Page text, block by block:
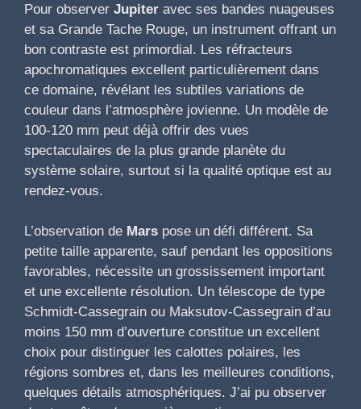
Pour observer Jupiter avec ses bandes nuageuses
et sa Grande Tache Rouge, un instrument offrant un
bon contraste est primordial. Les réfracteurs
apochromatiques excellent particulièrement dans
ce domaine, révélant les subtiles variations de
couleur dans l’atmosphère jovienne. Un modèle de
100-120 mm peut déjà offrir des vues
spectaculaires de la plus grande planète du
système solaire, surtout si la qualité optique est au
rendez-vous.
L’observation de Mars pose un défi différent. Sa
petite taille apparente, sauf pendant les oppositions
favorables, nécessite un grossissement important
et une excellente résolution. Un télescope de type
Schmidt-Cassegrain ou Maksutov-Cassegrain d’au
moins 150 mm d’ouverture constitue un excellent
choix pour distinguer les calottes polaires, les
régions sombres et, dans les meilleures conditions,
quelques détails atmosphériques. J’ai pu observer